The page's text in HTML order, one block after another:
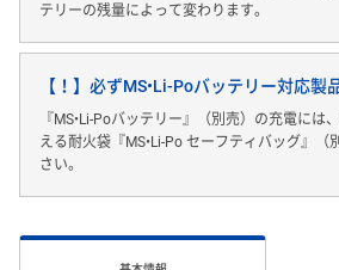
テリーの残量によって変わります。
【！】必ずMS•Li-Poバッテリー対応製
『MS•Li-Poバッテリー』（別売）の充電には
える耐火袋『MS•Li-Po セーフティバッグ』（
さい。